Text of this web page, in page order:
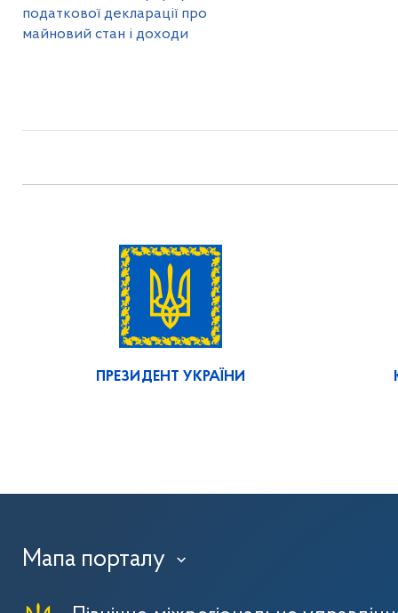
податкової декларації про
майновий стан і доходи
ПРЕЗИДЕНТ УКРАЇНИ
Мапа порталу ›